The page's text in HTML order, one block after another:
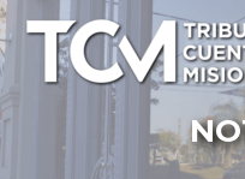
Ir
al
contenido